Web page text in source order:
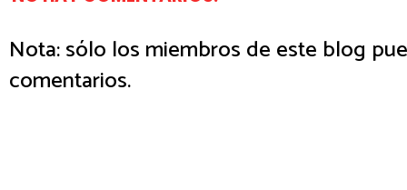
Nota: sólo los miembros de este blog
comentarios.